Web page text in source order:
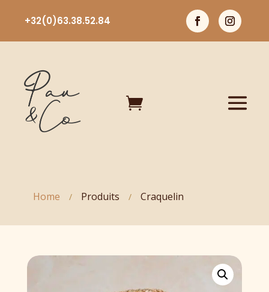
+32(0)63.38.52.84

Home / Produits / Craquelin